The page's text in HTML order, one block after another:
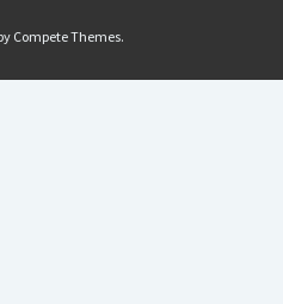
Compete Themes.